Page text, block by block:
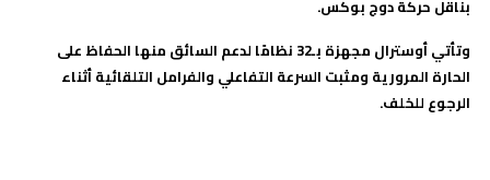
بناقل حركة دوج بوكس.
وتأتي أوسترال مجهزة بـ32 نظامًا لدعم السائق منها الحفاظ على
الحارة المرورية ومثبت السرعة التفاعلي والفرامل التلقائية أثناء
الرجوع للخلف.